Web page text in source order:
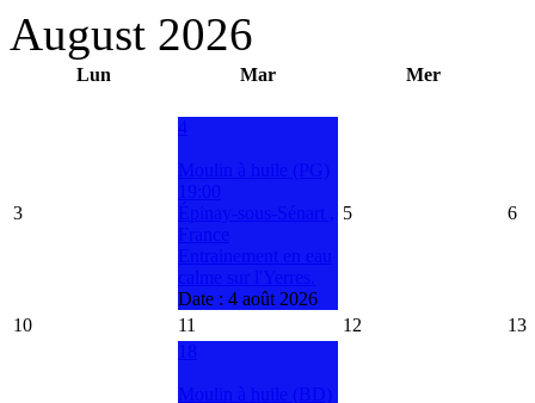
August 2026
Lun Mar Mer
3
Date : 4 août 2026
5 6
10 11 12 13